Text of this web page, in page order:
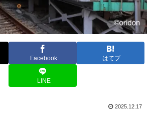
Facebook はてブ
LINE
2025.12.17